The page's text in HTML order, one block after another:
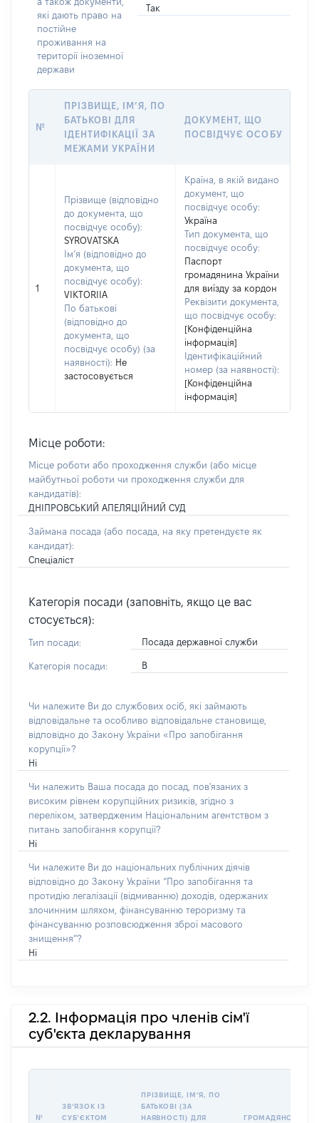
які дають право на
постійне
проживання на
території іноземної
держави
Так
№
ПРІЗВИЩЕ, ІМ’Я, ПО
БАТЬКОВІ ДЛЯ
ІДЕНТИФІКАЦІЇ ЗА
МЕЖАМИ УКРАЇНИ
ДОКУМЕНТ, ЩО
ПОСВІДЧУЄ ОСОБУ
1
Прізвище (відповідно
до документа, що
посвідчує особу):
SYROVATSKA
Ім’я (відповідно до
документа, що
посвідчує особу):
VIKTORIIA
По батькові
(відповідно до
документа, що
посвідчує особу) (за
наявності): Не
застосовується
Країна, в якій видано
документ, що
посвідчує особу:
Україна
Тип документа, що
посвідчує особу:
Паспорт
громадянина України
для виїзду за кордон
Реквізити документа,
що посвідчує особу:
[Конфіденційна
інформація]
Ідентифікаційний
номер (за наявності):
[Конфіденційна
інформація]
Місце роботи:
Місце роботи або проходження служби (або місце
майбутньої роботи чи проходження служби для
кандидатів):
ДНІПРОВСЬКИЙ АПЕЛЯЦІЙНИЙ СУД
Займана посада (або посада, на яку претендуєте як
кандидат):
Спеціаліст
Категорія посади (заповніть, якщо це вас
стосується):
Тип посади: Посада державної служби
Категорія посади: В
Чи належите Ви до службових осіб, які займають
відповідальне та особливо відповідальне становище,
відповідно до Закону України «Про запобігання
корупції»?
Ні
Чи належить Ваша посада до посад, пов'язаних з
високим рівнем корупційних ризиків, згідно з
переліком, затвердженим Національним агентством з
питань запобігання корупції?
Ні
Чи належите Ви до національних публічних діячів
відповідно до Закону України “Про запобігання та
протидію легалізації (відмиванню) доходів, одержаних
злочинним шляхом, фінансуванню тероризму та
фінансуванню розповсюдження зброї масового
знищення”?
Ні
2.2. Інформація про членів сім'ї
суб'єкта декларування
№
ЗВʼЯЗОК ІЗ
СУБʼЄКТОМ
ПРІЗВИЩЕ, ІМʼЯ, ПО
БАТЬКОВІ (ЗА
НАЯВНОСТІ) ДЛЯ
ГРОМАДЯНСТВО